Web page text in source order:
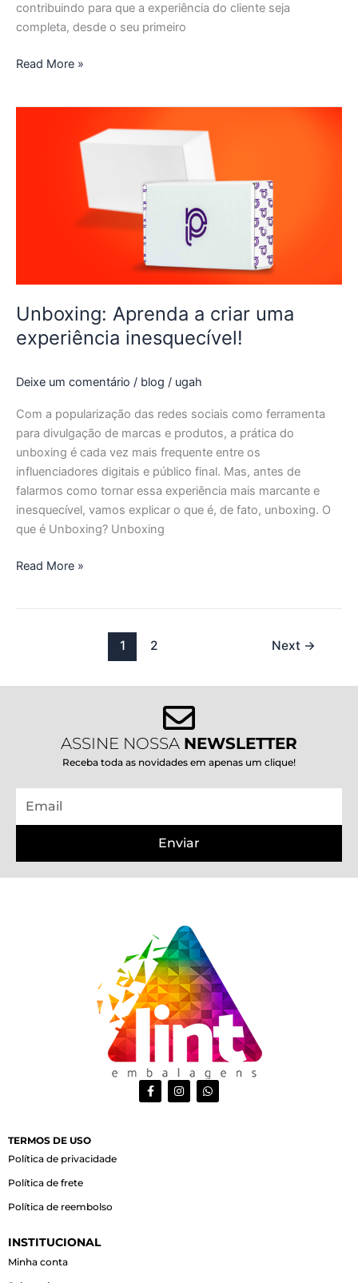
contribuindo para que a experiência do cliente seja
completa, desde o seu primeiro
Read More »
Unboxing: Aprenda a criar uma
experiência inesquecível!
Deixe um comentário / blog / ugah
Com a popularização das redes sociais como ferramenta
para divulgação de marcas e produtos, a prática do
unboxing é cada vez mais frequente entre os
influenciadores digitais e público final. Mas, antes de
falarmos como tornar essa experiência mais marcante e
inesquecível, vamos explicar o que é, de fato, unboxing. O
que é Unboxing? Unboxing
inesquecível!
Read More »
1 2 Next →
ASSINE NOSSA NEWSLETTER
Receba toda as novidades em apenas um clique!
Enviar
F
a
c
I
n
s
W
h
a
TERMOS DE USO
Política de privacidade
Política de frete
Política de reembolso
INSTITUCIONAL
Minha conta